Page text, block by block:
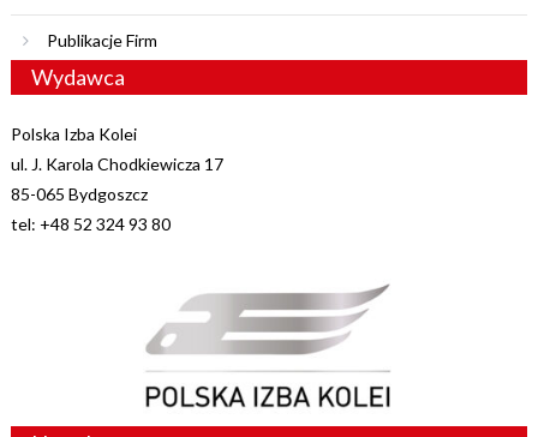
Publikacje Firm
Wydawca
Polska Izba Kolei
ul. J. Karola Chodkiewicza 17
85-065 Bydgoszcz
tel: +48 52 324 93 80